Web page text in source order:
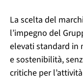
La scelta del
l’impegno del
elevati standard in
e sostenibilità,
critiche per